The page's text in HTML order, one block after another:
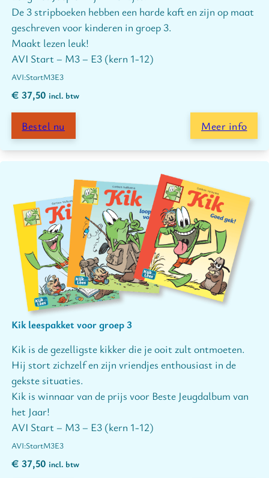
De 3 stripboeken hebben een harde kaft en zijn op maat
geschreven voor kinderen in groep 3.
Maakt lezen leuk!
AVI Start – M3 – E3 (kern 1-12)
StartM3E3
€ 37,50 incl. btw
Bestel nu Meer info
Kik leespakket voor groep 3
Kik is de gezelligste kikker die je ooit zult ontmoeten.
Hij stort zichzelf en zijn vriendjes enthousiast in de
gekste situaties.
Kik is winnaar van de prijs voor Beste Jeugdalbum van
het Jaar!
AVI Start – M3 – E3 (kern 1-12)
StartM3E3
€ 37,50 incl. btw